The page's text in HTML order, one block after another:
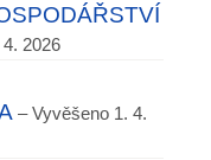
2026
– Vyvěšeno 1. 4.